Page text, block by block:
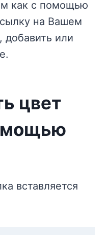
как с помощью
на Вашем
добавить или
цвет
вставляется